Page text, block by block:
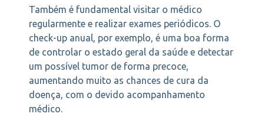
Também é fundamental visitar o médico
regularmente e realizar exames periódicos. O
check-up anual, por exemplo, é uma boa forma
de controlar o estado geral da saúde e detectar
um possível tumor de forma precoce,
aumentando muito as chances de cura da
doença, com o devido acompanhamento
médico.